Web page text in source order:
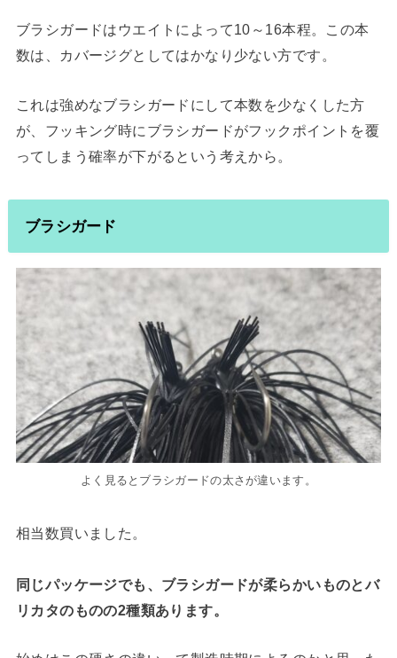
ブラシガードはウエイトによって10～16本程。この本
数は、カバージグとしてはかなり少ない方です。
これは強めなブラシガードにして本数を少なくした方
が、フッキング時にブラシガードがフックポイントを覆
ってしまう確率が下がるという考えから。
ブラシガード
よく見るとブラシガードの太さが違います。
相当数買いました。
同じパッケージでも、ブラシガードが柔らかいものとバ
リカタのものの2種類あります。